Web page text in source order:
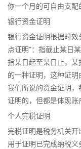
你一个月的可自由支配
银行资金证明
银行资金证明根据时效
点证明”：指截止某日
指某日起至某日止，
的一种证明，这种证明
我们所说的资金证明
证明的，但都是体现账
个人完税证明
完税证明是税务机关开
用于证明已完成纳税